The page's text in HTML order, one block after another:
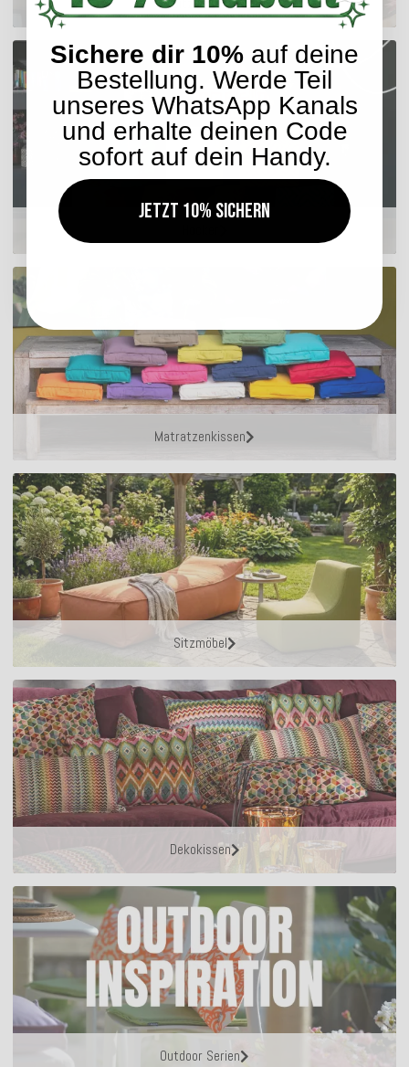
Matratzenkissen
Sitzmöbel
Dekokissen
Outdoor Serien
Sichere dir 10% auf deine
Bestellung. Werde Teil
unseres WhatsApp Kanals
und erhalte deinen Code
sofort auf dein Handy.
Jetzt 10% sichern